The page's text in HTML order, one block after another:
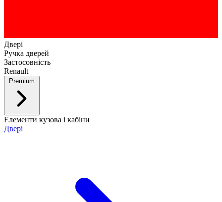
Двері
Ручка дверей
Застосовність
Renault
Елементи кузова і кабіни
Двері